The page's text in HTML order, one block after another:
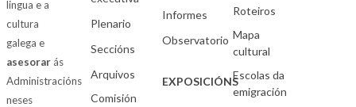
lingua e a
cultura
galega e
asesorarás
Administracións
neses
Plenario
Seccións
Arquivos
Comisión
Informes
Observatorio
EXPOSICIÓNS
Roteiros
Mapa
cultural
Escolas da
emigración